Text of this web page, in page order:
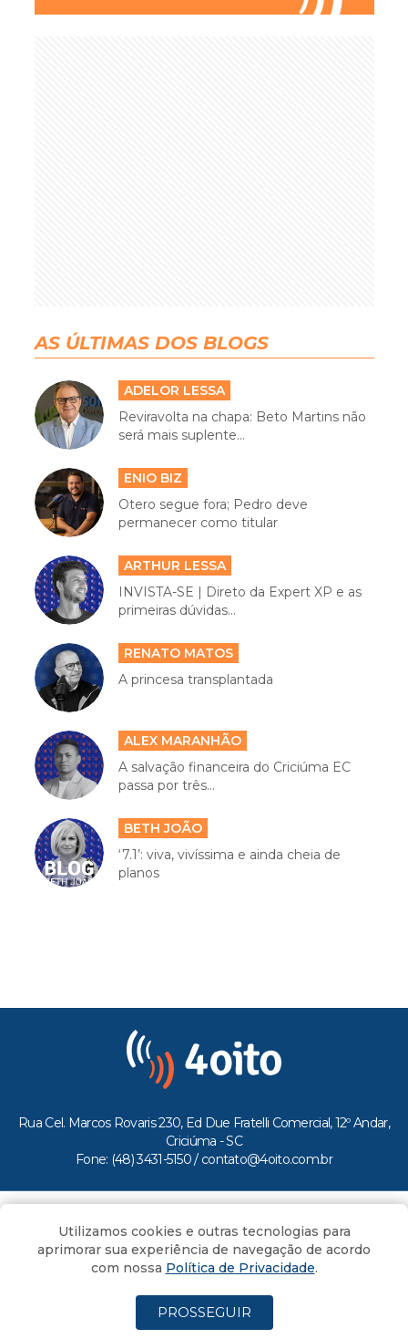
AS ÚLTIMAS DOS BLOGS
ADELOR LESSA
Reviravolta na chapa: Beto Martins não
será mais suplente...
ENIO BIZ
Otero segue fora; Pedro deve
permanecer como titular
ARTHUR LESSA
INVISTA-SE | Direto da Expert XP e as
primeiras dúvidas...
RENATO MATOS
A princesa transplantada
ALEX MARANHÃO
A salvação financeira do Criciúma EC
passa por três...
BETH JOÃO
‘7.1’: viva, vivíssima e ainda cheia de
planos
Rua Cel. Marcos Rovaris 230, Ed Due Fratelli Comercial, 12º Andar,
Criciúma - SC
Fone: (48) 3431-5150 / contato@4oito.com.br
Todos os direitos reservados ao Portal 4oito
Utilizamos cookies e outras tecnologias para
aprimorar sua experiência de navegação de acordo
com nossa Política de Privacidade.
PROSSEGUIR